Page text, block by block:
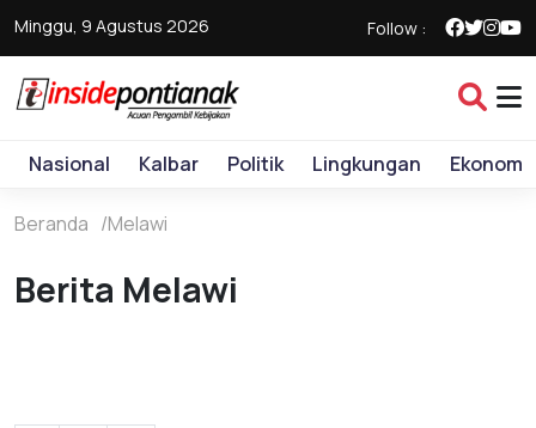
Minggu, 9 Agustus 2026 Follow :
Nasional Kalbar Politik Lingkungan Ekonomi
Beranda Melawi
Berita Melawi